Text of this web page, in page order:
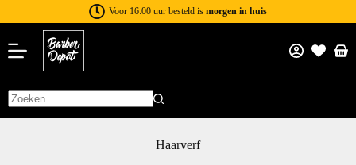
Voor 16:00 uur besteld is morgen in huis
Haarverf